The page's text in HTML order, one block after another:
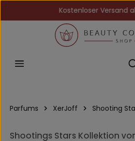
Zum Hauptinhalt springen
Kostenloser Versand
Parfums XerJoff Shooting
Shootings Stars Kollektion